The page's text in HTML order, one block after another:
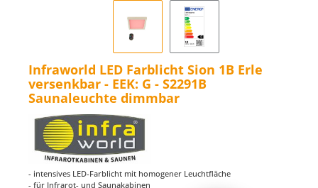
Infraworld LED Farblicht Sion 1B Erle
versenkbar - EEK: G - S2291B
Saunaleuchte dimmbar
- intensives LED-Farblicht mit homogener Leuchtfläche
- für Infrarot- und Saunakabinen